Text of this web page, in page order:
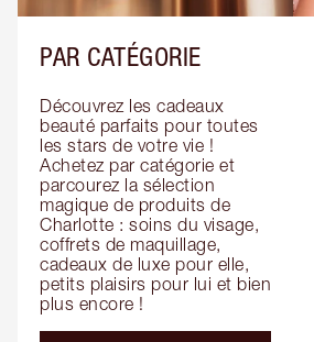
PAR CATÉGORIE
Découvrez les cadeaux
beauté parfaits pour toutes
les stars de votre vie !
Achetez par catégorie et
parcourez la sélection
magique de produits de
Charlotte : soins du visage,
coffrets de maquillage,
cadeaux de luxe pour elle,
petits plaisirs pour lui et bien
plus encore !